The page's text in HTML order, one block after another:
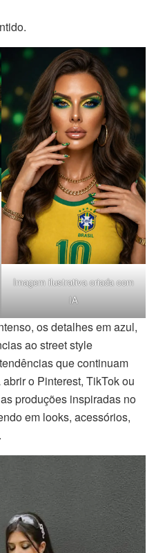
Imagem ilustrativa criada com
IA
os detalhes em azul,
ao street style
que continuam
o Pinterest, TikTok ou
produções inspiradas no
em looks, acessórios,